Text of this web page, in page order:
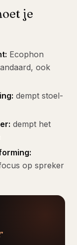
je
Ecophon
ook
dempt stoel-
dempt het
op spreker